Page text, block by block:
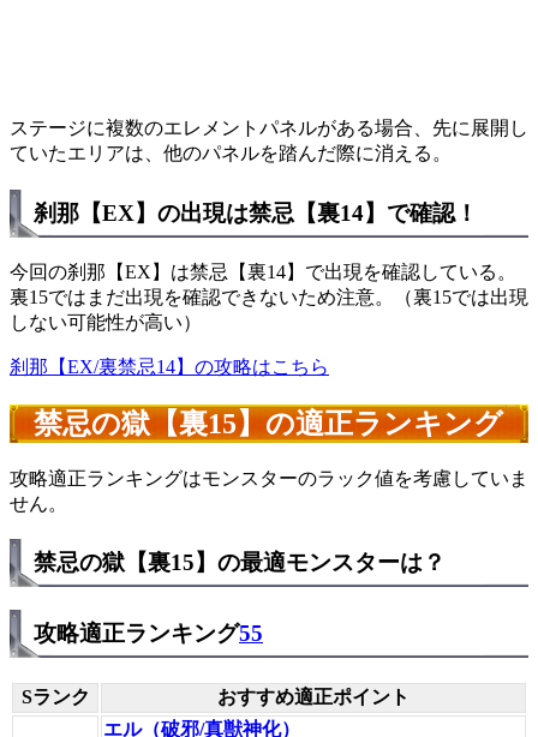
ステージに複数のエレメントパネルがある場合、先に展開し
ていたエリアは、他のパネルを踏んだ際に消える。
刹那【EX】の出現は禁忌【裏14】で確認！
今回の刹那【EX】は禁忌【裏14】で出現を確認している。
裏15ではまだ出現を確認できないため注意。（裏15では出現
しない可能性が高い）
刹那【EX/裏禁忌14】の攻略はこちら
禁忌の獄【裏15】の適正ランキング
攻略適正ランキングはモンスターのラック値を考慮していま
せん。
禁忌の獄【裏15】の最適モンスターは？
攻略適正ランキング55
Sランク
おすすめ適正ポイント
エル（破邪/真獣神化）